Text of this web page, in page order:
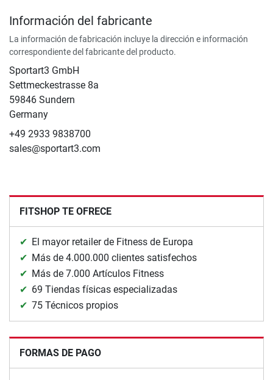
Información del fabricante
La información de fabricación incluye la dirección e información
correspondiente del fabricante del producto.
Sportart3 GmbH
Settmeckestrasse 8a
59846 Sundern
Germany
+49 2933 9838700
sales@sportart3.com
FITSHOP TE OFRECE
El mayor retailer de Fitness de Europa
Más de 4.000.000 clientes satisfechos
Más de 7.000 Artículos Fitness
69 Tiendas físicas especializadas
75 Técnicos propios
FORMAS DE PAGO